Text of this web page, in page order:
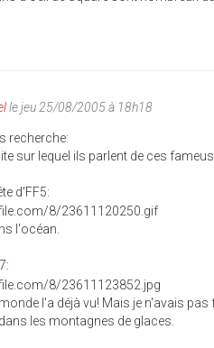
le jeu 25/08/2005 à 18h18
recherche:
sur lequel ils parlent de ces
d'FF5:
l'océan.
l'a déjà vu! Mais je n'avais
les montagnes de glaces.